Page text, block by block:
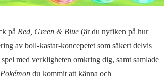
på Red, Green & Blue(är du nyfiken på hur
av boll-kastar-koncepetet som säkert delvis
med verkligheten omkring dig, samt samlade
Pokémondu kommit att känna och